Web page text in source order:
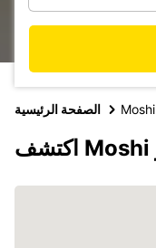
الصفحة الرئيسية Moshi